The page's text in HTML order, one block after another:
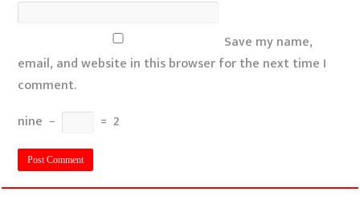
Save my name,
email, and website in this browser for the next time I
comment.
nine − = 2